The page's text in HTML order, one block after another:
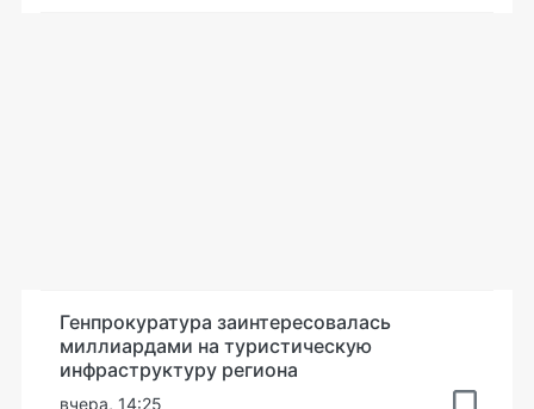
Генпрокуратура заинтересовалась
миллиардами на туристическую
инфраструктуру региона
вчера, 14:25